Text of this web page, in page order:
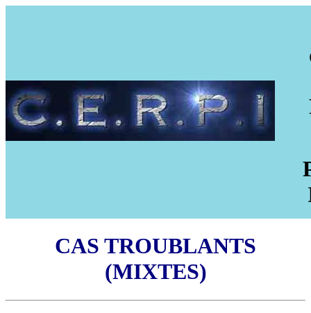
CAS TROUBLANTS
(MIXTES)